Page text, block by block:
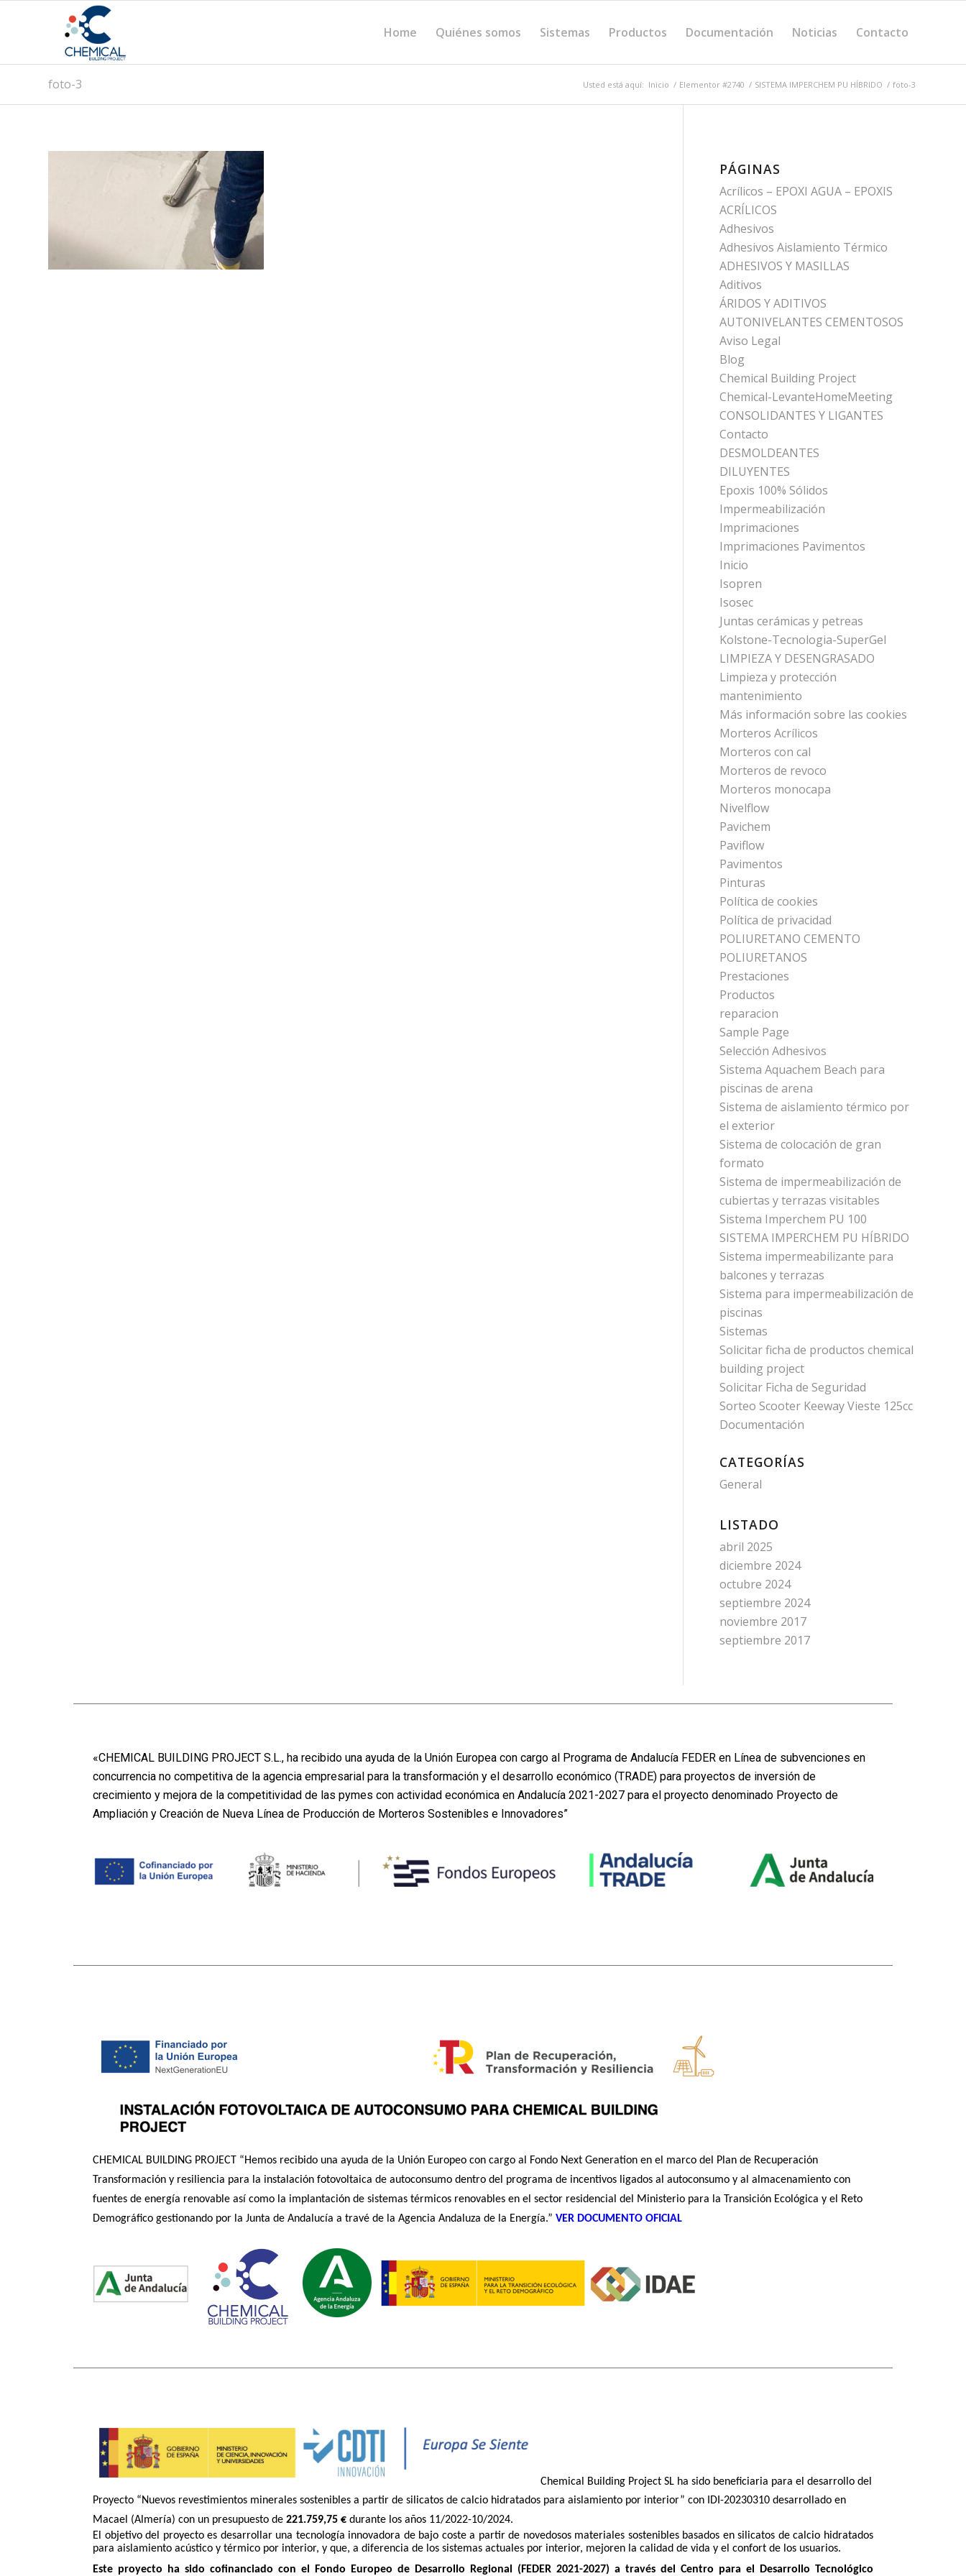
Home Quiénes somos Sistemas Productos Documentación Noticias Contacto
foto-3 Usted está aquí: Inicio / Elementor #2740 / SISTEMA IMPERCHEM PU HÍBRIDO / foto-3
PÁGINAS
Acrílicos – EPOXI AGUA – EPOXIS
ACRÍLICOS
Adhesivos
Adhesivos Aislamiento Térmico
ADHESIVOS Y MASILLAS
Aditivos
ÁRIDOS Y ADITIVOS
AUTONIVELANTES CEMENTOSOS
Aviso Legal
Blog
Chemical Building Project
Chemical-LevanteHomeMeeting
CONSOLIDANTES Y LIGANTES
Contacto
DESMOLDEANTES
DILUYENTES
Epoxis 100% Sólidos
Impermeabilización
Imprimaciones
Imprimaciones Pavimentos
Inicio
Isopren
Isosec
Juntas cerámicas y petreas
Kolstone-Tecnologia-SuperGel
LIMPIEZA Y DESENGRASADO
Limpieza y protección
mantenimiento
Más información sobre las cookies
Morteros Acrílicos
Morteros con cal
Morteros de revoco
Morteros monocapa
Nivelflow
Pavichem
Paviflow
Pavimentos
Pinturas
Política de cookies
Política de privacidad
POLIURETANO CEMENTO
POLIURETANOS
Prestaciones
Productos
reparacion
Sample Page
Selección Adhesivos
Sistema Aquachem Beach para
piscinas de arena
Sistema de aislamiento térmico por
el exterior
Sistema de colocación de gran
formato
Sistema de impermeabilización de
cubiertas y terrazas visitables
Sistema Imperchem PU 100
SISTEMA IMPERCHEM PU HÍBRIDO
Sistema impermeabilizante para
balcones y terrazas
Sistema para impermeabilización de
piscinas
Sistemas
Solicitar ficha de productos chemical
building project
Solicitar Ficha de Seguridad
Sorteo Scooter Keeway Vieste 125cc
Documentación
CATEGORÍAS
General
LISTADO
abril 2025
diciembre 2024
octubre 2024
septiembre 2024
noviembre 2017
septiembre 2017
«CHEMICAL BUILDING PROJECT S.L., ha recibido una ayuda de la Unión Europea con cargo al Programa de Andalucía FEDER en Línea de subvenciones en
concurrencia no competitiva de la agencia empresarial para la transformación y el desarrollo económico (TRADE) para proyectos de inversión de
crecimiento y mejora de la competitividad de las pymes con actividad económica en Andalucía 2021-2027 para el proyecto denominado Proyecto de
Ampliación y Creación de Nueva Línea de Producción de Morteros Sostenibles e Innovadores”
CHEMICAL BUILDING PROJECT “Hemos recibido una ayuda de la Unión Europeo con cargo al Fondo Next Generation en el marco del Plan de Recuperación
Transformación y resiliencia para la instalación fotovoltaica de autoconsumo dentro del programa de incentivos ligados al autoconsumo y al almacenamiento con
fuentes de energía renovable así como la implantación de sistemas térmicos renovables en el sector residencial del Ministerio para la Transición Ecológica y el Reto
Demográfico gestionando por la Junta de Andalucía a travé de la Agencia Andaluza de la Energía.” VER DOCUMENTO OFICIAL
Chemical Building Project SL ha sido beneficiaria para el desarrollo del
Proyecto “Nuevos revestimientos minerales sostenibles a partir de silicatos de calcio hidratados para aislamiento por interior” con IDI-20230310 desarrollado en
Macael (Almería) con un presupuesto de 221.759,75 € durante los años 11/2022-10/2024.
El objetivo del proyecto es desarrollar una tecnología innovadora de bajo coste a partir de novedosos materiales sostenibles basados en silicatos de calcio hidratados
para aislamiento acústico y térmico por interior, y que, a diferencia de los sistemas actuales por interior, mejoren la calidad de vida y el confort de los usuarios.
Este proyecto ha sido cofinanciado con el Fondo Europeo de Desarrollo Regional (FEDER 2021-2027) a través del Centro para el Desarrollo Tecnológico